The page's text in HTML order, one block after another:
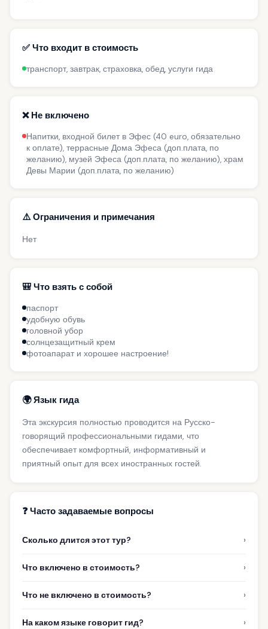
✅ Что входит в стоимость
транспорт, завтрак, страховка, обед, услуги гида
❌ Не включено
Напитки, входной билет в Эфес (40 euro, обязательно
к оплате), террасные Дома Эфеса (доп.плата, по
желанию), музей Эфеса (доп.плата, по желанию), храм
Девы Марии (доп.плата, по желанию)
⚠️ Ограничения и примечания
Нет
🎒 Что взять с собой
паспорт
удобную обувь
головной убор
солнцезащитный крем
фотоапарат и хорошее настроение!
🌍 Язык гида
Эта экскурсия полностью проводится на Русско-
говорящий профессиональными гидами, что
обеспечивает комфортный, информативный и
приятный опыт для всех иностранных гостей.
❓ Часто задаваемые вопросы
Сколько длится этот тур? ›
Что включено в стоимость? ›
Что не включено в стоимость? ›
На каком языке говорит гид? ›